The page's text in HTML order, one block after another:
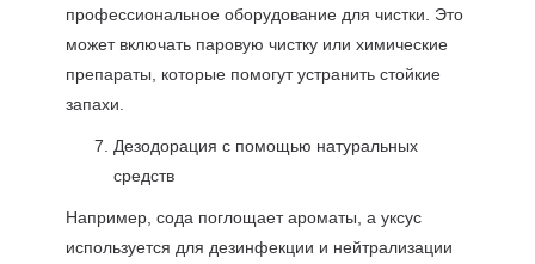
профессиональное оборудование для чистки. Это
может включать паровую чистку или химические
препараты, которые помогут устранить стойкие
запахи.
Дезодорация с помощью натуральных
средств
Например, сода поглощает ароматы, а уксус
используется для дезинфекции и нейтрализации